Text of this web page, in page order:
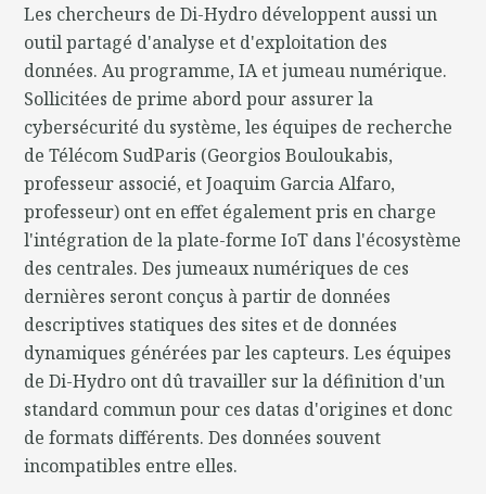
Les chercheurs de Di-Hydro développent aussi un
outil partagé d'analyse et d'exploitation des
données. Au programme, IA et jumeau numérique.
Sollicitées de prime abord pour assurer la
cybersécurité du système, les équipes de recherche
de Télécom SudParis (Georgios Bouloukabis,
professeur associé, et Joaquim Garcia Alfaro,
professeur) ont en effet également pris en charge
l'intégration de la plate-forme IoT dans l'écosystème
des centrales. Des jumeaux numériques de ces
dernières seront conçus à partir de données
descriptives statiques des sites et de données
dynamiques générées par les capteurs. Les équipes
de Di-Hydro ont dû travailler sur la définition d'un
standard commun pour ces datas d'origines et donc
de formats différents. Des données souvent
incompatibles entre elles.